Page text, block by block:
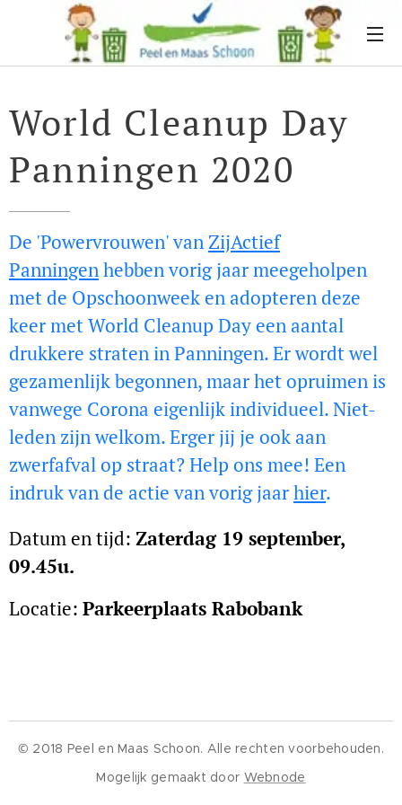
World Cleanup Day
Panningen 2020
De 'Powervrouwen' vanZijActief
Panningenhebben vorig jaar meegeholpen
met de Opschoonweek en adopteren deze
keer met World Cleanup Day een aantal
drukkere straten in Panningen. Er wordt wel
gezamenlijk begonnen, maar het opruimen is
vanwege Corona eigenlijk individueel. Niet-
leden zijn welkom. Erger jij je ook aan
zwerfafval op straat? Help ons mee! Een
indruk van de actie van vorig jaarhier.
Datum en tijd: Zaterdag 19 september,
09.45u.
Locatie: Parkeerplaats Rabobank
© 2018 Peel en Maas Schoon. Alle rechten voorbehouden.
Mogelijk gemaakt door Webnode